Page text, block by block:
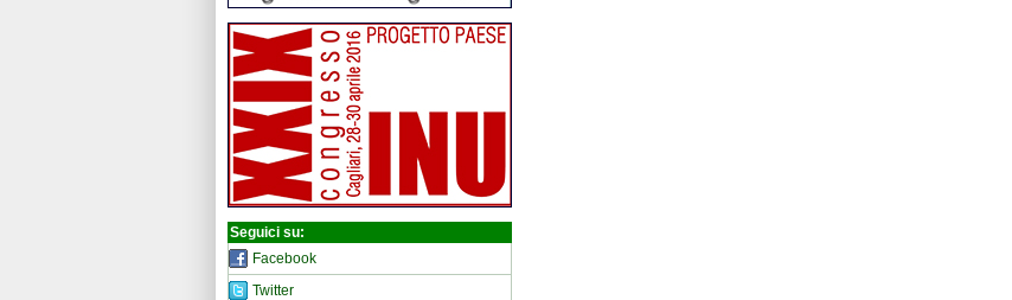
Seguici su:
Facebook
Twitter